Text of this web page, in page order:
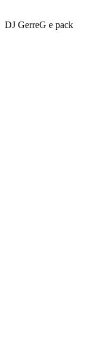
DJ GerreG e pack